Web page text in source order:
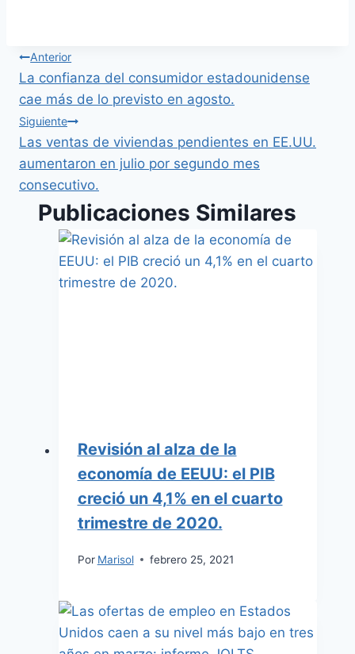
Anterior
La confianza del consumidor estadounidense
cae más de lo previsto en agosto.
Siguiente
Las ventas de viviendas pendientes en EE.UU.
aumentaron en julio por segundo mes
consecutivo.
Publicaciones Similares
Revisión al alza de la
economía de EEUU: el PIB
creció un 4,1% en el cuarto
trimestre de 2020.
Por Marisol febrero 25, 2021